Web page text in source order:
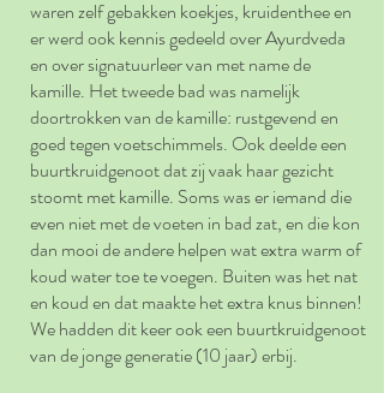
waren zelf gebakken koekjes, kruidenthee en
er werd ook kennis gedeeld over Ayurdveda
en over signatuurleer van met name de
kamille. Het tweede bad was namelijk
doortrokken van de kamille: rustgevend en
goed tegen voetschimmels. Ook deelde een
buurtkruidgenoot dat zij vaak haar gezicht
stoomt met kamille. Soms was er iemand die
even niet met de voeten in bad zat, en die kon
dan mooi de andere helpen wat extra warm of
koud water toe te voegen. Buiten was het nat
en koud en dat maakte het extra knus binnen!
We hadden dit keer ook een buurtkruidgenoot
van de jonge generatie (10 jaar) erbij.